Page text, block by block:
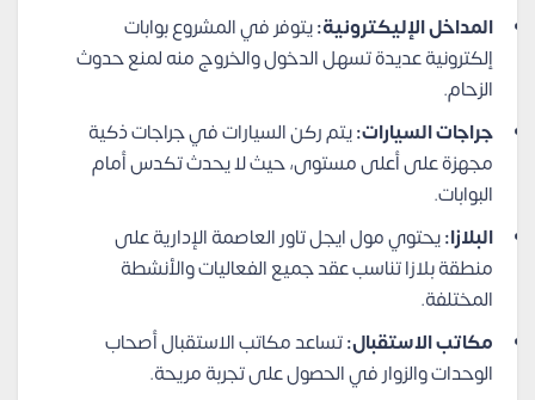
المداخل الإليكترونية:يتوفر في المشروع بوابات
إلكترونية عديدة تسهل الدخول والخروج منه لمنع حدوث
الزحام.
جراجات السيارات:يتم ركن السيارات في جراجات ذكية
مجهزة على أعلى مستوى، حيث لا يحدث تكدس أمام
البوابات.
البلازا:يحتوي مول ايجل تاور العاصمة الإدارية على
منطقة بلازا تناسب عقد جميع الفعاليات والأنشطة
المختلفة.
مكاتب الاستقبال:تساعد مكاتب الاستقبال أصحاب
الوحدات والزوار في الحصول على تجربة مريحة.